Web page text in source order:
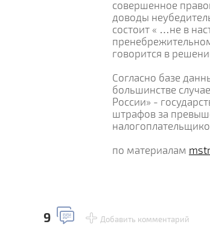
совершенное
доводы
состоит « …не в
говорится в
Согласно базе
большинстве
России» -
штрафов за
по материалам
9 Добавить комментарий